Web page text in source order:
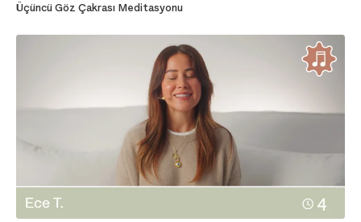
Üçüncü Göz Çakrası Meditasyonu